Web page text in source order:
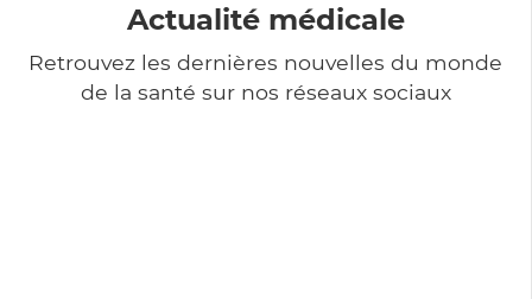
Actualité médicale
Retrouvez les dernières nouvelles du monde
de la santé sur nos réseaux sociaux